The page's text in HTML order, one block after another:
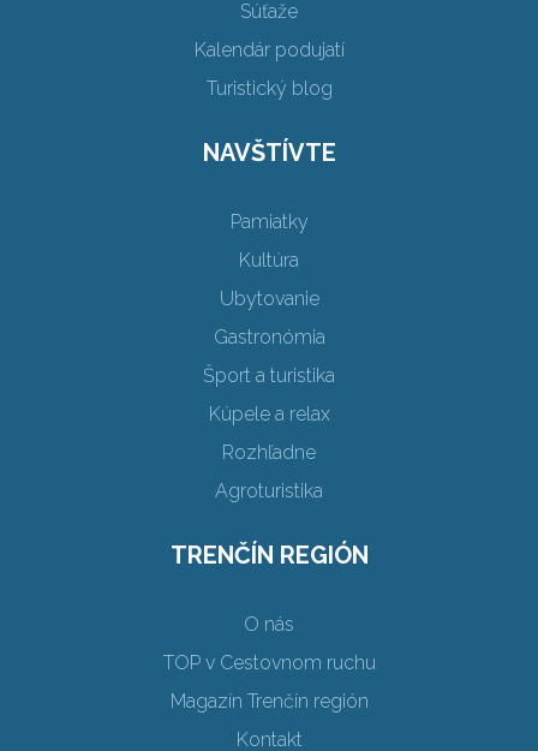
Súťaže
Kalendár podujatí
Turistický blog
NAVŠTÍVTE
Pamiatky
Kultúra
Ubytovanie
Gastronómia
Šport a turistika
Kúpele a relax
Rozhľadne
Agroturistika
TRENČÍN REGIÓN
O nás
TOP v Cestovnom ruchu
Magazín Trenčín región
Kontakt